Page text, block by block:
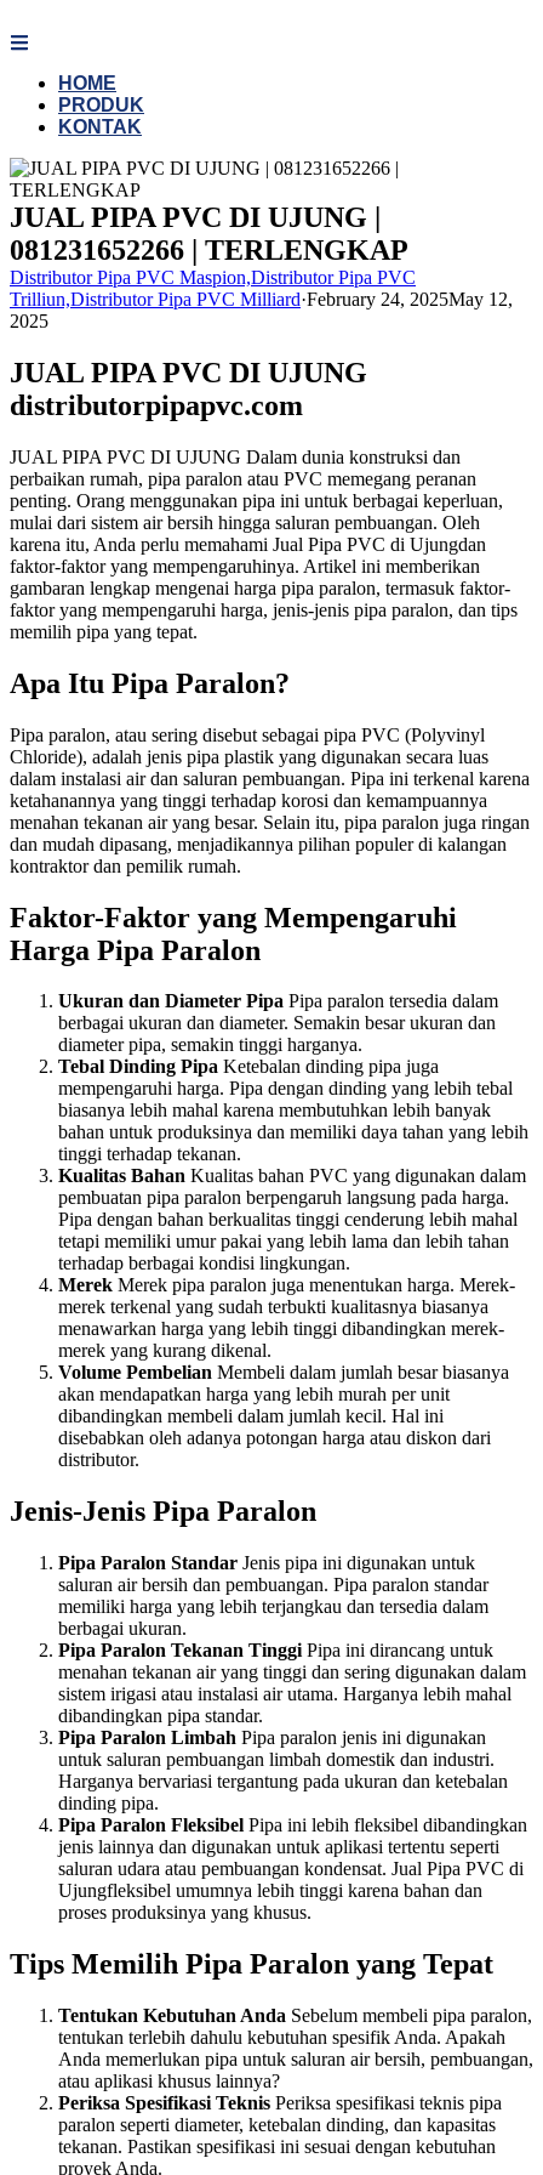
to
HOME
PRODUK
KONTAK
JUAL PIPA PVC DI UJUNG |
081231652266 | TERLENGKAP
Distributor Pipa PVC Maspion,Distributor Pipa PVC
Trilliun,Distributor Pipa PVC Milliard·February 24, 2025May 12,
2025
JUAL PIPA PVC DI UJUNG
distributorpipapvc.com
JUAL PIPA PVC DI UJUNG Dalam dunia konstruksi dan
perbaikan rumah, pipa paralon atau PVC memegang peranan
penting. Orang menggunakan pipa ini untuk berbagai keperluan,
mulai dari sistem air bersih hingga saluran pembuangan. Oleh
karena itu, Anda perlu memahami Jual Pipa PVC di Ujungdan
faktor-faktor yang mempengaruhinya. Artikel ini memberikan
gambaran lengkap mengenai harga pipa paralon, termasuk faktor-
faktor yang mempengaruhi harga, jenis-jenis pipa paralon, dan tips
memilih pipa yang tepat.
Apa Itu Pipa Paralon?
Pipa paralon, atau sering disebut sebagai pipa PVC (Polyvinyl
Chloride), adalah jenis pipa plastik yang digunakan secara luas
dalam instalasi air dan saluran pembuangan. Pipa ini terkenal karena
ketahanannya yang tinggi terhadap korosi dan kemampuannya
menahan tekanan air yang besar. Selain itu, pipa paralon juga ringan
dan mudah dipasang, menjadikannya pilihan populer di kalangan
kontraktor dan pemilik rumah.
Faktor-Faktor yang Mempengaruhi
Harga Pipa Paralon
Ukuran dan Diameter Pipa Pipa paralon tersedia dalam
berbagai ukuran dan diameter. Semakin besar ukuran dan
diameter pipa, semakin tinggi harganya.
Tebal Dinding Pipa Ketebalan dinding pipa juga
mempengaruhi harga. Pipa dengan dinding yang lebih tebal
biasanya lebih mahal karena membutuhkan lebih banyak
bahan untuk produksinya dan memiliki daya tahan yang lebih
tinggi terhadap tekanan.
Kualitas Bahan Kualitas bahan PVC yang digunakan dalam
pembuatan pipa paralon berpengaruh langsung pada harga.
Pipa dengan bahan berkualitas tinggi cenderung lebih mahal
tetapi memiliki umur pakai yang lebih lama dan lebih tahan
terhadap berbagai kondisi lingkungan.
Merek Merek pipa paralon juga menentukan harga. Merek-
merek terkenal yang sudah terbukti kualitasnya biasanya
menawarkan harga yang lebih tinggi dibandingkan merek-
merek yang kurang dikenal.
Volume Pembelian Membeli dalam jumlah besar biasanya
akan mendapatkan harga yang lebih murah per unit
dibandingkan membeli dalam jumlah kecil. Hal ini
disebabkan oleh adanya potongan harga atau diskon dari
distributor.
Jenis-Jenis Pipa Paralon
Pipa Paralon Standar Jenis pipa ini digunakan untuk
saluran air bersih dan pembuangan. Pipa paralon standar
memiliki harga yang lebih terjangkau dan tersedia dalam
berbagai ukuran.
Pipa Paralon Tekanan Tinggi Pipa ini dirancang untuk
menahan tekanan air yang tinggi dan sering digunakan dalam
sistem irigasi atau instalasi air utama. Harganya lebih mahal
dibandingkan pipa standar.
Pipa Paralon Limbah Pipa paralon jenis ini digunakan
untuk saluran pembuangan limbah domestik dan industri.
Harganya bervariasi tergantung pada ukuran dan ketebalan
dinding pipa.
Pipa Paralon Fleksibel Pipa ini lebih fleksibel dibandingkan
jenis lainnya dan digunakan untuk aplikasi tertentu seperti
saluran udara atau pembuangan kondensat. Jual Pipa PVC di
Ujungfleksibel umumnya lebih tinggi karena bahan dan
proses produksinya yang khusus.
Tips Memilih Pipa Paralon yang Tepat
Tentukan Kebutuhan Anda Sebelum membeli pipa paralon,
tentukan terlebih dahulu kebutuhan spesifik Anda. Apakah
Anda memerlukan pipa untuk saluran air bersih, pembuangan,
atau aplikasi khusus lainnya?
Periksa Spesifikasi Teknis Periksa spesifikasi teknis pipa
paralon seperti diameter, ketebalan dinding, dan kapasitas
tekanan. Pastikan spesifikasi ini sesuai dengan kebutuhan
proyek Anda.